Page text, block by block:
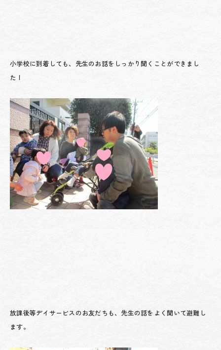
小学校に到着しても、先生のお話をしっかり聞くことができまし
た！
放課後等デイサービスのお友だちも、先生の話をよく聞いて避難し
ます。